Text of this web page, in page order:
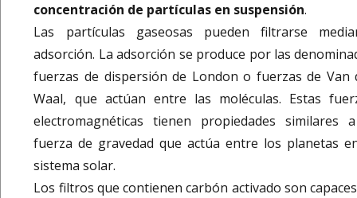
concentración de partículas en suspensión.
Las partículas gaseosas pueden filtrarse
adsorción. La adsorción se produce por las
fuerzas de dispersión de London o fuerzas de Van
Waal, que actúan entre las moléculas. Estas
electromagnéticas tienen propiedades similares
fuerza de gravedad que actúa entre los planetas
sistema solar.
Los filtros que contienen carbón activado son